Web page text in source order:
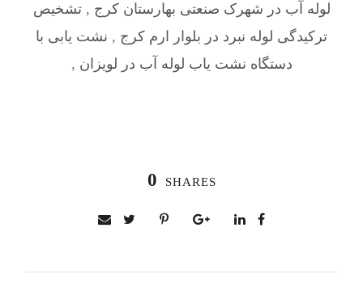
لوله آب در شهرک صنعتی بهارستان کرج ,تشخیص
ترکیدگی لوله نبرد در بلوار ارم کرج , نشت یابی با
دستگاه نشت یاب لوله آب در لویزان ,
0 SHARES